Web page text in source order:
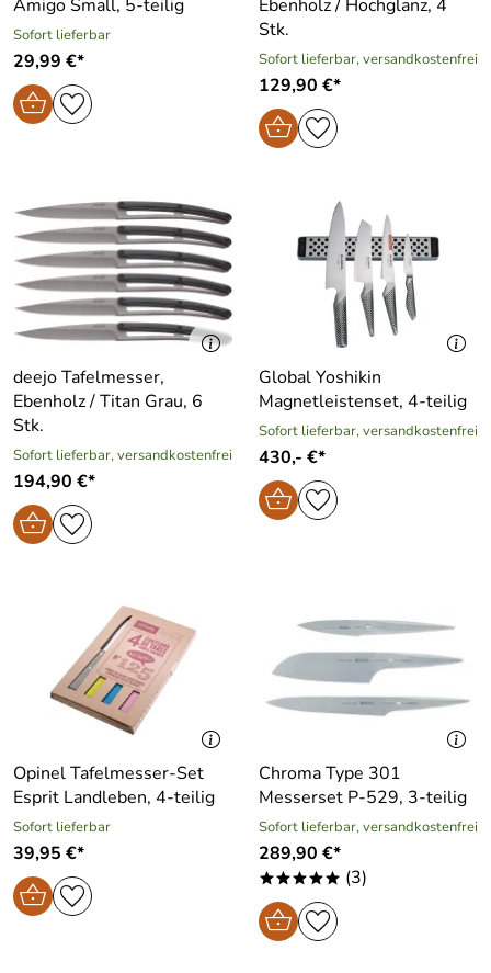
Amigo Small, 5-teilig
Sofort lieferbar
29,99 €*
Ebenholz / Hochglanz, 4
Stk.
Sofort lieferbar, versandkostenfrei
129,90 €*
deejo Tafelmesser,
Ebenholz / Titan Grau, 6
Stk.
Sofort lieferbar, versandkostenfrei
194,90 €*
Global Yoshikin
Magnetleistenset, 4-teilig
Sofort lieferbar, versandkostenfrei
430,- €*
Opinel Tafelmesser-Set
Esprit Landleben, 4-teilig
Sofort lieferbar
39,95 €*
Chroma Type 301
Messerset P-529, 3-teilig
Sofort lieferbar, versandkostenfrei
289,90 €*
***** (3)